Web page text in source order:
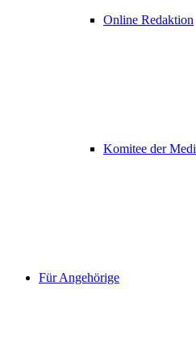
Online Redaktion
Komitee der
Für Angehörige